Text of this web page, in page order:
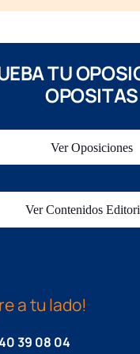
TU
OPOSITAS
Ver Oposiciones
Ver Contenidos
a tu lado!
39 08 04